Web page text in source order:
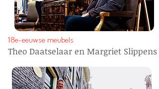
18e-eeuwse meubels
Theo Daatselaar en Margriet Slippens >